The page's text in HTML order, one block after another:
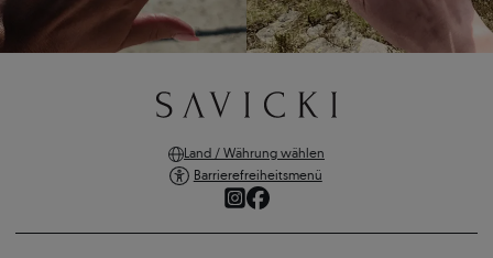
Land / Währung wählen
Barrierefreiheitsmenü